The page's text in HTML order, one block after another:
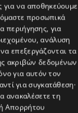
για να αποθηκεύουμε
προσωπικά
περιήγησης, για
ανάλυση
επεξεργάζονται τα
ακριβών δεδομένων
για αυτόν τον
για συγκατάθεση·
ανακαλέσετε τη
Απορρήτου